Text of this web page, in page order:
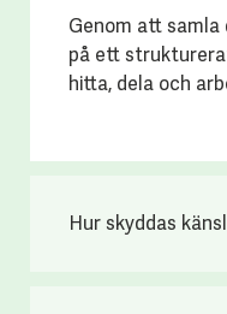
Genom att
på ett
hitta, dela och
Hur skyddas